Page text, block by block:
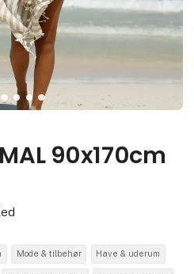
90x170cm
Mode & tilbehør Have & uderum